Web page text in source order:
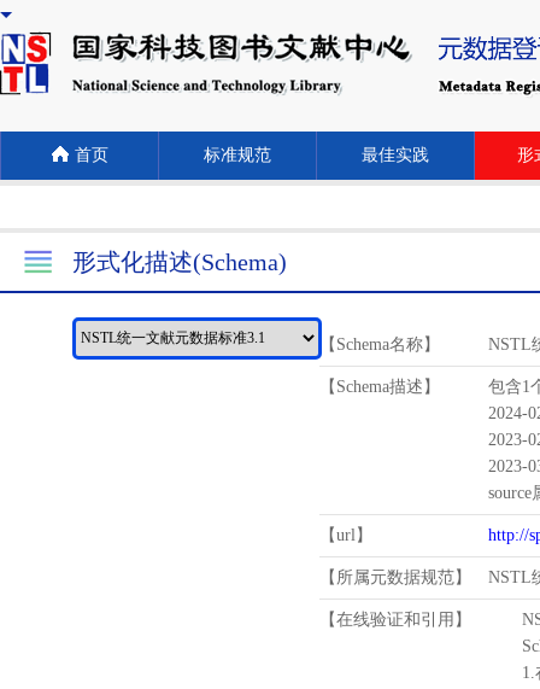
首页 标准规范 最佳实践 形
形式化描述(Schema)
【Schema名称】 NSTL
【Schema描述】
包含1
2024-
2023-
2023-
source
【url】 http://
【所属元数据规范】 NSTL
【在线验证和引用】
1.